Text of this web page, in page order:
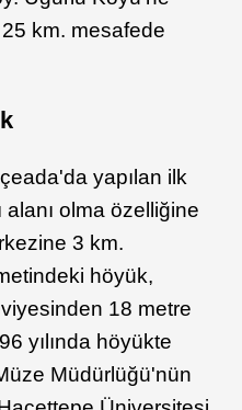
km. mesafede
yapılan ilk
olma özelliğine
3 km.
höyük,
18 metre
yılında höyükte
Müdürlüğü'nün